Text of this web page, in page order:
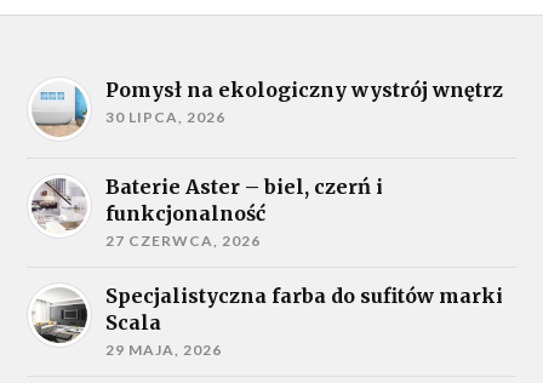
Pomysł na ekologiczny wystrój wnętrz
30 LIPCA, 2026
Baterie Aster – biel, czerń i
funkcjonalność
27 CZERWCA, 2026
Specjalistyczna farba do sufitów marki
Scala
29 MAJA, 2026